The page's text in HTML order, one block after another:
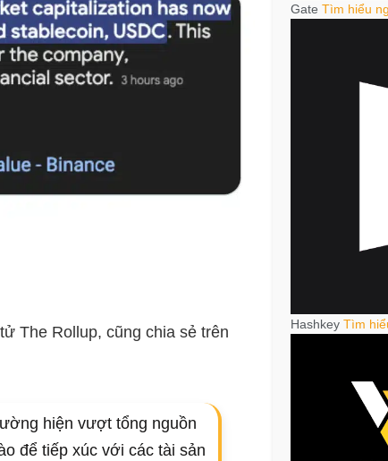
The Rollup, cũng chia sẻ trên
hiện vượt tổng nguồn
để tiếp xúc với các tài sản
Gate Tìm hiểu
Hashkey Tìm